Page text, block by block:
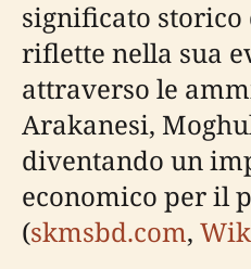
significato storico
riflette nella sua
attraverso le
Arakanesi,
diventando un
economico per il
(skmsbd.com,